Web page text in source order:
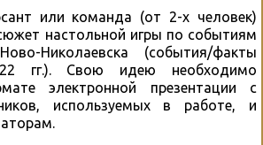
или команда (от 2-х человек)
настольной игры по событиям
Николаевска (события/факты
гг.). Свою идею необходимо
электронной презентации с
используемых в работе, и